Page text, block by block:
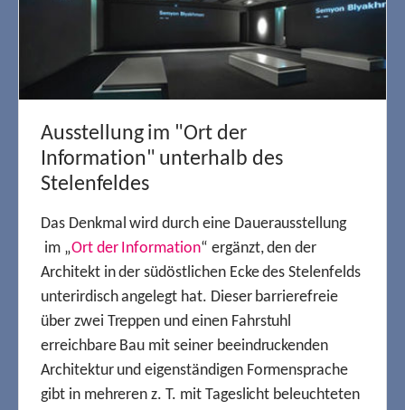
Ausstellung im "Ort der
Information" unterhalb des
Stelenfeldes
Das Denkmal wird durch eine Dauerausstellung
im „Ort der Information“ ergänzt, den der
Architekt in der südöstlichen Ecke des Stelenfelds
unterirdisch angelegt hat. Dieser barrierefreie
über zwei Treppen und einen Fahrstuhl
erreichbare Bau mit seiner beeindruckenden
Architektur und eigenständigen Formensprache
gibt in mehreren z. T. mit Tageslicht beleuchteten